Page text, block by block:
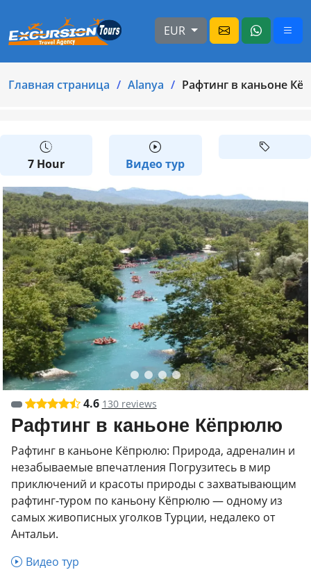
EUR
Главная страница Alanya Рафтинг в каньоне
7 Hour Видео тур
4.6 130 reviews
Рафтинг в каньоне Кёпрюлю
Рафтинг в каньоне Кёпрюлю: Природа, адреналин и
незабываемые впечатления Погрузитесь в мир
приключений и красоты природы с захватывающим
рафтинг-туром по каньону Кёпрюлю — одному из
самых живописных уголков Турции, недалеко от
Антальи.
Видео тур